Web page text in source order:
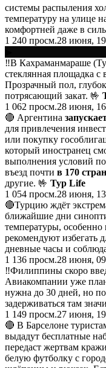
системы распыления
температуру на улице
комфортней даже в
1 240 просм.28 июня,
‼️В Кахраманмараше
стеклянная площадка
Прозрачный пол,
потрясающий закат. 🤟
1 062 просм.28 июня,
🔴 Аргентина
для привлечения
или покупку
который иностранец
выполнения условий
въезд почти в 170 стран
другие. 🤟 Тур Life
1 054 просм.28 июня,
🔴Турцию ждёт
ближайшие дни
температуры,
рекомендуют избегать
дневные часы и
1 136 просм.28 июня,
‼️Филиппины скоро
Авиакомпании уже
нужна до 30 дней, но
задерживаться там
1 149 просм.27 июня,
🔴 В Барселоне
выдадут бесплатные
передаст жертвам
белую футболку с